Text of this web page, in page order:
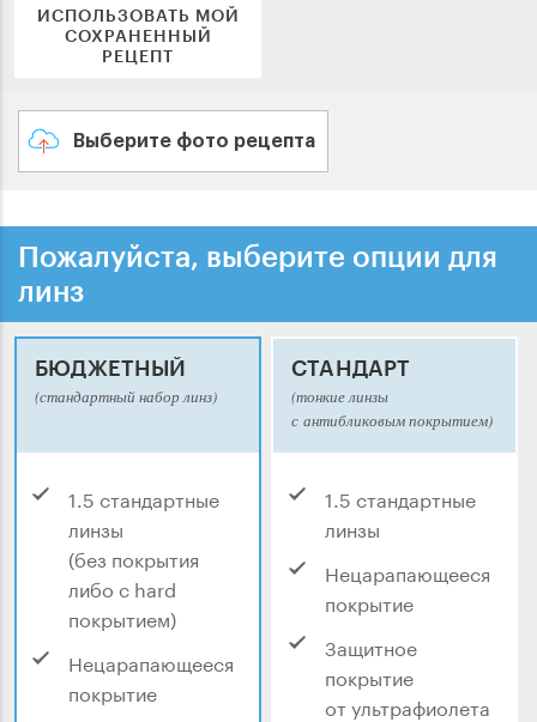
ИСПОЛЬЗОВАТЬ МОЙ
СОХРАНЕННЫЙ
РЕЦЕПТ
Выберите фото рецепта
Пожалуйста, выберите опции для
линз
БЮДЖЕТНЫЙ
(стандартный набор линз)
1.5 стандартные
линзы
(без покрытия
либо с hard
покрытием)
Нецарапающееся
покрытие
СТАНДАРТ
(тонкие линзы
с антибликовым покрытием)
1.5 стандартные
линзы
Нецарапающееся
покрытие
Защитное
покрытие
от ультрафиолета